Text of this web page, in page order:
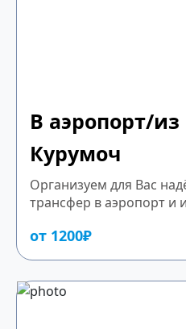
В аэропорт/из
Курумоч
Организуем для Вас
трансфер в аэропорт и
от 1200₽